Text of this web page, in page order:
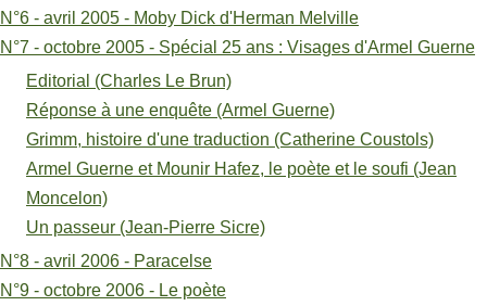
Mounir
Hafez,
poète
soufi
(Jean
N°6 - avril 2005 - Moby Dick d'Herman Melville
N°7 - octobre 2005 - Spécial 25 ans : Visages d'Armel Guerne
Editorial (Charles Le Brun)
Réponse à une enquête (Armel Guerne)
Grimm, histoire d'une traduction (Catherine Coustols)
Armel Guerne et Mounir Hafez, le poète et le soufi (Jean
Moncelon)
Un passeur (Jean-Pierre Sicre)
N°8 - avril 2006 - Paracelse
N°9 - octobre 2006 - Le poète